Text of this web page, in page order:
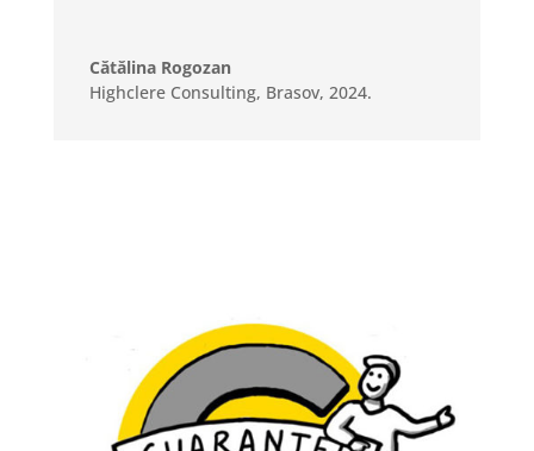
Cătălina Rogozan
Highclere Consulting, Brasov, 2024.